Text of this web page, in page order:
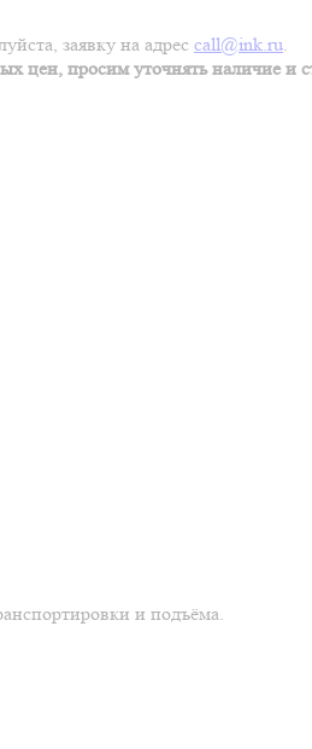
заявку на адрес call@ink.ru.
цен, просим уточнять наличие и
и подъёма.